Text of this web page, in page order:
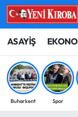
ASAYİŞ
Buharkent Spor
ASAYİŞ
BİLİM-
ÇEVRE
Aydın
Aydın Hava
Aydin